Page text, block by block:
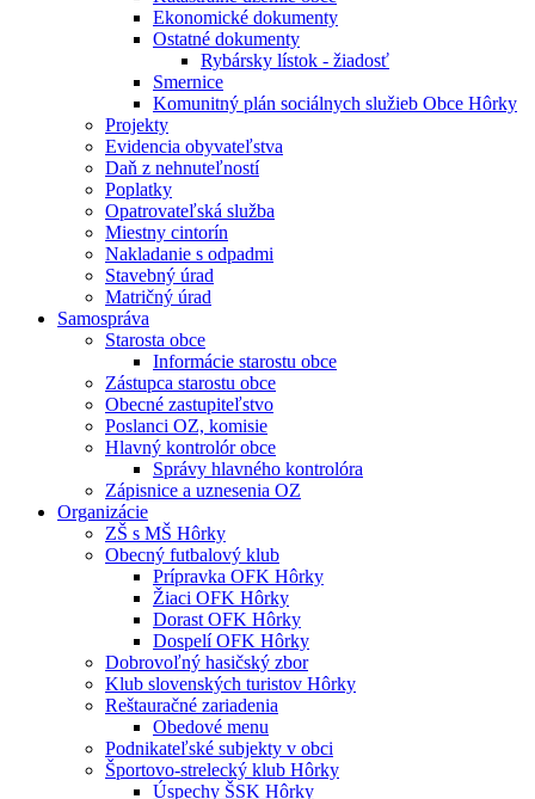
Ekonomické dokumenty
Ostatné dokumenty
Rybársky lístok - žiadosť
Smernice
Komunitný plán sociálnych služieb Obce Hôrky
Projekty
Evidencia obyvateľstva
Daň z nehnuteľností
Poplatky
Opatrovateľská služba
Miestny cintorín
Nakladanie s odpadmi
Stavebný úrad
Matričný úrad
Samospráva
Starosta obce
Informácie starostu obce
Zástupca starostu obce
Obecné zastupiteľstvo
Poslanci OZ, komisie
Hlavný kontrolór obce
Správy hlavného kontrolóra
Zápisnice a uznesenia OZ
Organizácie
ZŠ s MŠ Hôrky
Obecný futbalový klub
Prípravka OFK Hôrky
Žiaci OFK Hôrky
Dorast OFK Hôrky
Dospelí OFK Hôrky
Dobrovoľný hasičský zbor
Klub slovenských turistov Hôrky
Reštauračné zariadenia
Obedové menu
Podnikateľské subjekty v obci
Športovo-strelecký klub Hôrky
Úspechy ŠSK Hôrky